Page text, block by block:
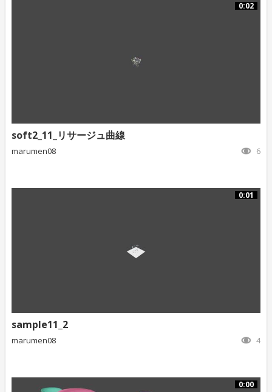
0:02
soft2_11_リサージュ曲線
marumen08 6
0:01
sample11_2
marumen08 4
0:00